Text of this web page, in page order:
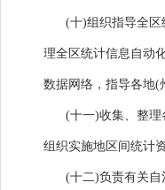
(十)组织指导全区
理全区统计信息自动
数据网络，指导各地(
(十一)收集、整理
组织实施地区间统计
(十二)负责有关自